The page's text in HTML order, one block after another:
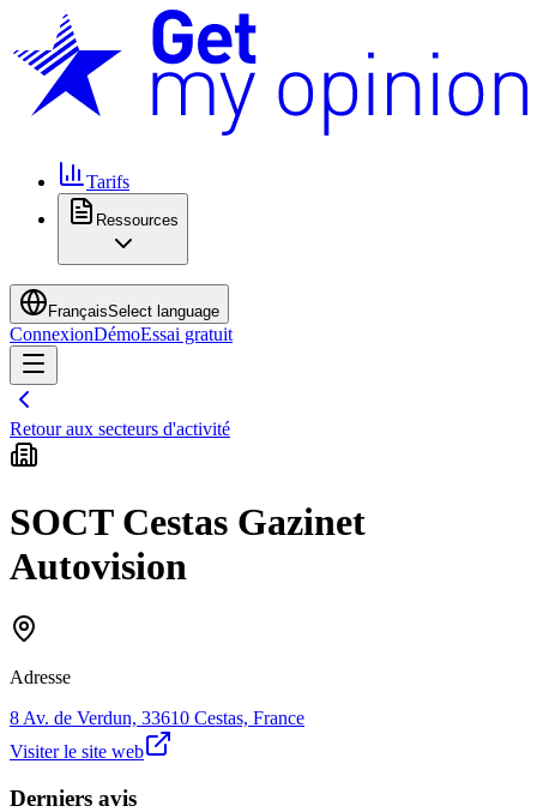
Tarifs
Ressources
FrançaisSelect language
ConnexionDémoEssai gratuit
Retour aux secteurs d'activité
SOCT Cestas Gazinet
Autovision
Adresse
8 Av. de Verdun, 33610 Cestas, France
Visiter le site web
Derniers avis